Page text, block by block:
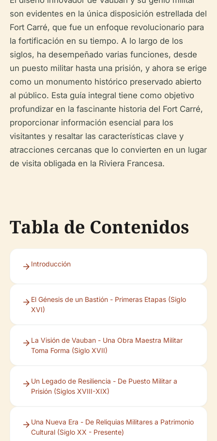
son evidentes en la única disposición estrellada del
Fort Carré, que fue un enfoque revolucionario para
la fortificación en su tiempo. A lo largo de los
siglos, ha desempeñado varias funciones, desde
un puesto militar hasta una prisión, y ahora se erige
como un monumento histórico preservado abierto
al público. Esta guía integral tiene como objetivo
profundizar en la fascinante historia del Fort Carré,
proporcionar información esencial para los
visitantes y resaltar las características clave y
atracciones cercanas que lo convierten en un lugar
de visita obligada en la Riviera Francesa.
Tabla de Contenidos
Introducción
El Génesis de un Bastión - Primeras Etapas (Siglo
XVI)
La Visión de Vauban - Una Obra Maestra Militar
Toma Forma (Siglo XVII)
Un Legado de Resiliencia - De Puesto Militar a
Prisión (Siglos XVIII-XIX)
Una Nueva Era - De Reliquias Militares a Patrimonio
Cultural (Siglo XX - Presente)